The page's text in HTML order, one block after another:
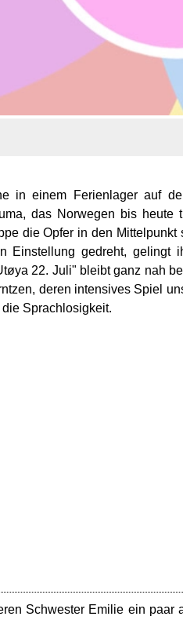
in einem Ferienlager auf
das Norwegen bis heute
die Opfer in den
gedreht, gelingt
22. Juli" bleibt ganz nah
deren intensives Spiel
Sprachlosigkeit.
Schwester Emilie ein paar